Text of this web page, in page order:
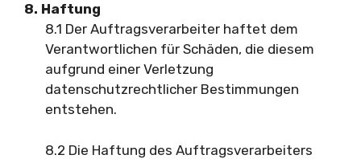
8. Haftung
8.1 Der Auftragsverarbeiter haftet dem
Verantwortlichen für Schäden, die diesem
aufgrund einer Verletzung
datenschutzrechtlicher Bestimmungen
entstehen.
8.2 Die Haftung des Auftragsverarbeiters